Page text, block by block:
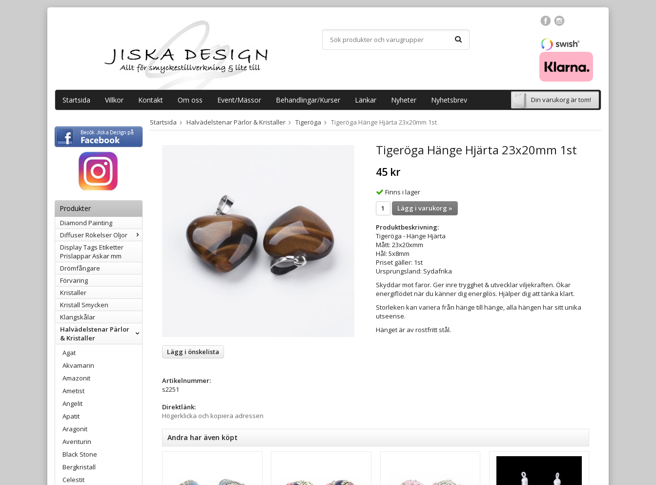
Startsida Villkor Kontakt Om oss Event/Mässor Behandlingar/Kurser Länkar Nyheter Nyhetsbrev Din varukorg är tom!
Produkter
Diamond Painting
Diffuser Rökelser Oljor
Display Tags Etiketter
Prislappar Askar mm
Drömfångare
Förvaring
Kristaller
Kristall Smycken
Klangskålar
Halvädelstenar Pärlor
& Kristaller
Agat
Akvamarin
Amazonit
Ametist
Angelit
Apatit
Aragonit
Aventurin
Black Stone
Bergkristall
Celestit
Startsida Halvädelstenar Pärlor & Kristaller Tigeröga Tigeröga Hänge Hjärta 23x20mm 1st
Tigeröga Hänge Hjärta 23x20mm 1st
45 kr
Finns i lager
Lägg i varukorg »
Produktbeskrivning:
Tigeröga - Hänge Hjärta
Mått: 23x20xmm
Hål: 5x8mm
Priset gäller: 1st
Ursprungsland: Sydafrika
Skyddar mot faror. Ger inre trygghet & utvecklar viljekraften. Ökar
energiflödet när du känner dig energilös. Hjälper dig att tänka klart.
Storleken kan variera från hänge till hänge, alla hängen har sitt unika
utseense.
Hänget är av rostfritt stål.
Lägg i önskelista
Artikelnummer:
s2251
Direktlänk:
Högerklicka och kopiera adressen
Andra har även köpt